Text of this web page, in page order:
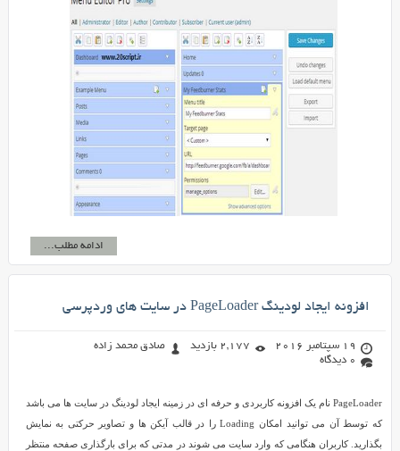
ادامه مطلب...
افزونه ایجاد لودینگ PageLoader در سایت های وردپرسی
19 سپتامبر 2016 2,177 بازدید
صادق محمد زاده
0 دیدگاه
PageLoader نام یک افزونه کاربردی و حرفه ای در زمینه ایجاد لودینگ در سایت ها می باشد
که توسط آن می توانید امکان Loading را در قالب آیکن ها و تصاویر حرکتی به نمایش
بگذارید. کاربران هنگامی که وارد سایت می شوند در مدتی که برای بارگذاری صفحه منتظر